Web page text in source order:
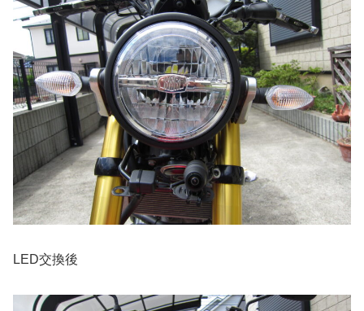
LED交換後